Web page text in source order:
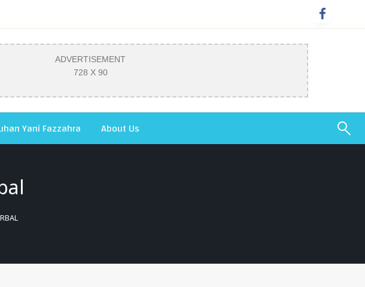
ADVERTISEMENT
728 X 90
Yani Fazzahra About Us